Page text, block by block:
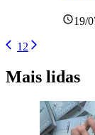
19/
1 2
Mais lidas